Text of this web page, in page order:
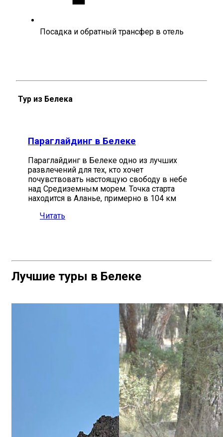
Посадка и обратный трансфер в отель
Тур из Белека
Параглайдинг в Белеке
Параглайдинг в Белеке одно из лучших
развлечений для тех, кто хочет
почувствовать настоящую свободу в небе
над Средиземным морем. Точка старта
находится в Аланье, примерно в 104 км
Читать
Лучшие туры в Белеке